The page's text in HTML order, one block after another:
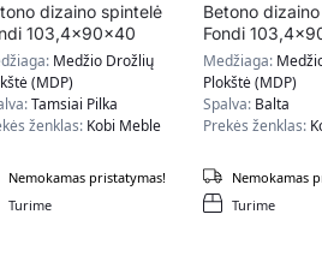
dizaino spintelė
103,4x90x40
tamsiai pilkos
Medžio Drožlių
(MDP)
Tamsiai Pilka
ženklas: Kobi Meble
Turime
Nemokamas pristatymas!
Betono
Fondi
cm, pilkos
Medžiaga:
Plokštė (MDP)
Spalva: Balta
Prekės ženklas:
Turime
Nemokamas